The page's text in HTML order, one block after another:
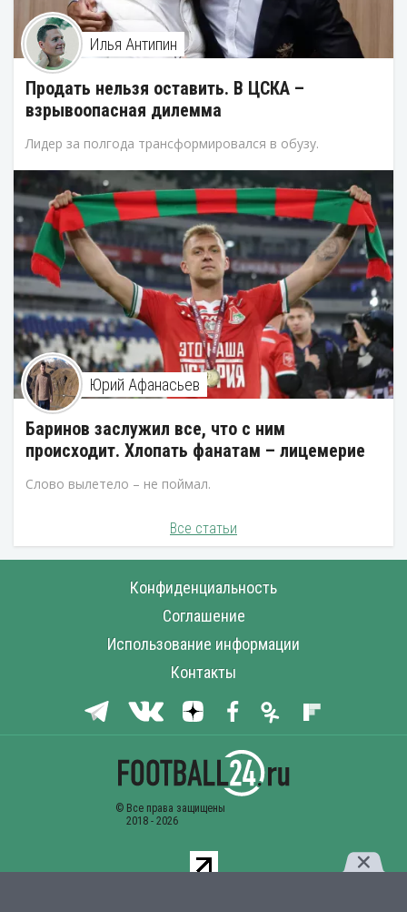
Илья Антипин
Продать нельзя оставить. В ЦСКА –
взрывоопасная дилемма
Лидер за полгода трансформировался в обузу.
Юрий Афанасьев
Баринов заслужил все, что с ним
происходит. Хлопать фанатам – лицемерие
Слово вылетело – не поймал.
Все статьи
Конфиденциальность
Соглашение
Использование информации
Контакты